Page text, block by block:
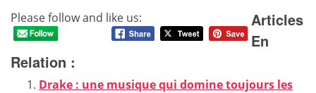
Please follow and like us:
Articles
En
Relation :
Drake : une musique qui domine toujours les